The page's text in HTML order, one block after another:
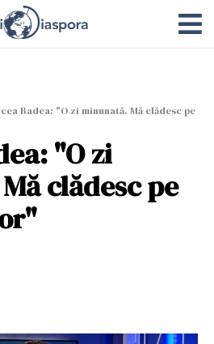
Badea: "O zi minunată. Mă clădesc pe
"O zi
clădesc pe